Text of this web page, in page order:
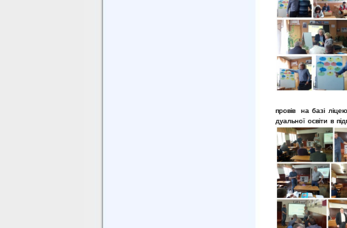
провів на базі
дуальної освіти в